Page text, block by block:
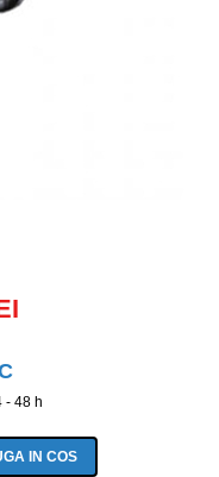
- 48 h
IN COS